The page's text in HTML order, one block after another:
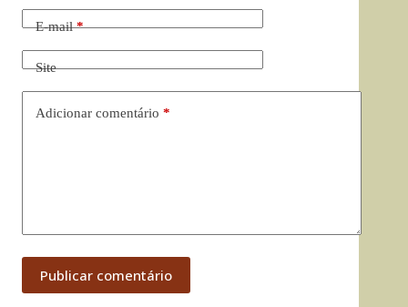
E-mail*
Site
Adicionar comentário *
Publicar comentário